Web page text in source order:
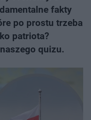
fakty
po prostu trzeba
patriota?
quizu.